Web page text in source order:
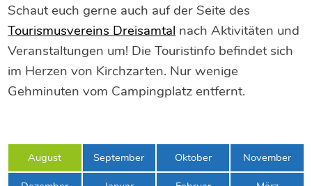
Schaut euch gerne auch auf der Seite des
Tourismusvereins Dreisamtal nach Aktivitäten und
Veranstaltungen um! Die Touristinfo befindet sich
im Herzen von Kirchzarten. Nur wenige
Gehminuten vom Campingplatz entfernt.
August September Oktober November